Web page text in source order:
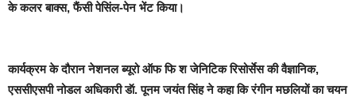
के कलर बाक्स, फैंसी पेसिंल-पेन भेंट किया।
कार्यक्रम के दौरान नेशनल ब्यूरो ऑफ फि श जेनिटिक रिसोर्सेस की वैज्ञानिक,
एससीएसपी नोडल अधिकारी डॅा. पूनम जयंत सिंह ने कहा किरंगीन मछलियों का चयन